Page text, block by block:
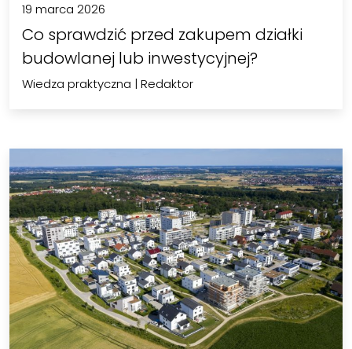
19 marca 2026
Co sprawdzić przed zakupem działki
budowlanej lub inwestycyjnej?
Wiedza praktyczna | Redaktor